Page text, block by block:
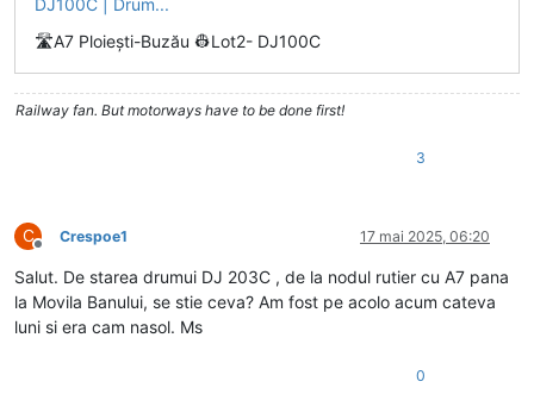
🛣️A7 Ploiești-Buzău 👷Lot2- DJ100C
Railway fan. But motorways have to be done first!
3
C
Deconectat
Crespoe1 17 mai 2025, 06:20
Salut. De starea drumui DJ 203C , de la nodul rutier cu A7 pana
la Movila Banului, se stie ceva? Am fost pe acolo acum cateva
luni si era cam nasol. Ms
0